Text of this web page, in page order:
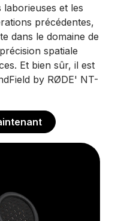
laborieuses et les
précédentes,
dans le domaine de
spatiale
Et bien sûr, il est
by RØDE' NT-